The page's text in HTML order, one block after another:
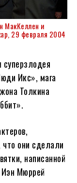
МакКеллен и
29 февраля 2004
Икс», мага
Толкина
что они сделали
написанной
Мюррей